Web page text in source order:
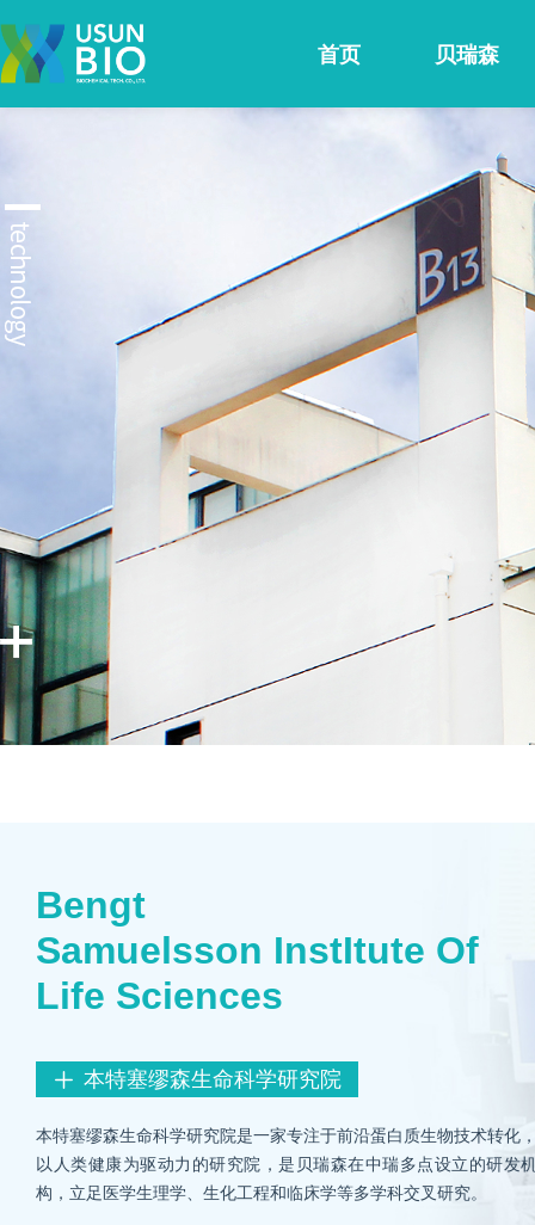
首页 贝瑞森
本特塞缪森生命科学研究院是一家专注于前沿蛋白质生物技术转化
以人类健康为驱动力的研究院，是贝瑞森在中瑞多点设立的研发
构，立足医学生理学、生化工程和临床学等多学科交叉研究。
ꄸ 本特塞缪森生命科学研究院
Bengt
Samuelsson InstItute Of
Life Sciences